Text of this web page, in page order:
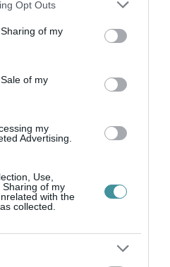
behaviour. You may click to
and its third-party tags to
purposes in below Google
Opt Outs
of my
of my
my
Advertising.
Use,
of my
with the
collected.
másrészt
utóbbi kapcsán a
jutott, hogy a
eljárást választott,
kapott. A
eljárást
a döntés
a vonatkozó
elérhetővé teszik a